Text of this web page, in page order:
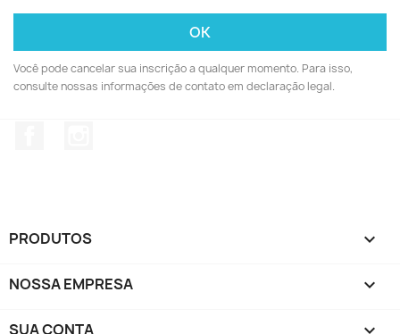
Você pode cancelar sua inscrição a qualquer momento. Para isso,
consulte nossas informações de contato em declaração legal.
PRODUTOS 
NOSSA EMPRESA 
SUA CONTA